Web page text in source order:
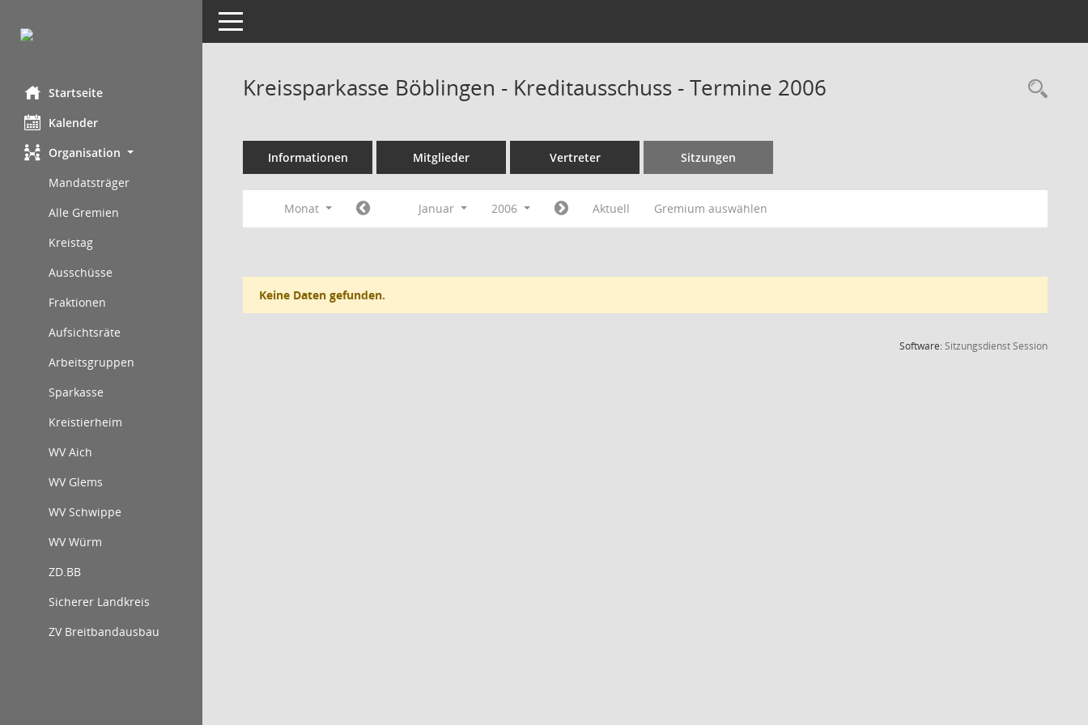
Startseite
Kalender
Organisation
Mandatsträger
Alle Gremien
Kreistag
Ausschüsse
Fraktionen
Aufsichtsräte
Arbeitsgruppen
Sparkasse
Kreistierheim
WV Aich
WV Glems
WV Schwippe
WV Würm
ZD.BB
Sicherer Landkreis
ZV Breitbandausbau
Toggle navigation
Kreissparkasse Böblingen - Kreditausschuss - Termine 2006
Informationen Mitglieder Vertreter Sitzungen
Monat Januar 2006 Aktuell Gremium auswählen
Keine Daten gefunden.
Software:SitzungsdienstSession(Wird in